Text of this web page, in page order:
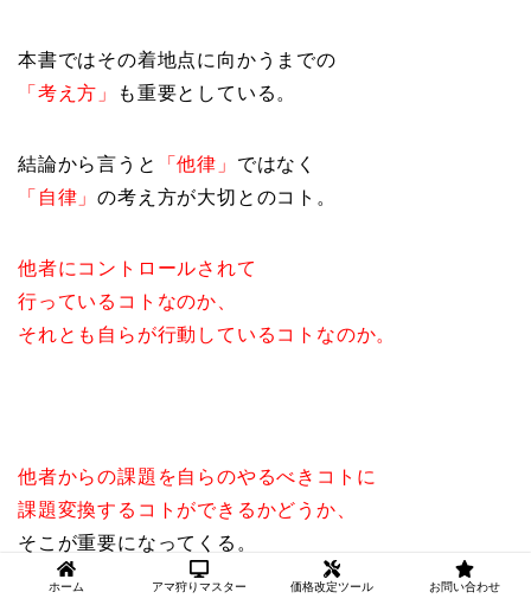
本書ではその着地点に向かうまでの
「考え方」
も重要としている。
結論から言うと 「他律」 ではなく
「自律」の考え方が大切とのコト。
他者にコントロールされて
行っているコトなのか、
それとも自らが行動しているコトなのか。
他者からの課題を自らのやるべきコトに
課題変換するコトができるかどうか、
そこが重要になってくる。
ホーム アマ狩りマスター 価格改定ツール お問い合わせ